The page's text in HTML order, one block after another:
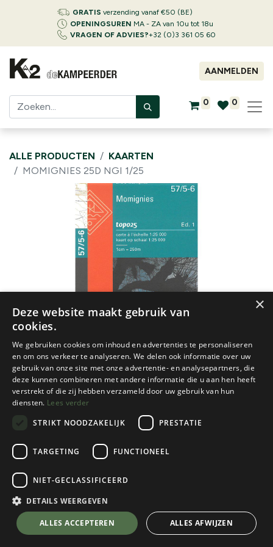
GRATIS verzending vanaf €50 (BE)
OPENINGSUREN MA - ZA van 10u tot 18u
VRAGEN OF ADVIES?+32 (0)3 361 05 60
AANMELDEN
0 0
ALLE PRODUCTEN
KAARTEN
MOMIGNIES 25D NGI 1/25
NGI
Momignies 25d ngi 1/25
€
8,50💬 Stel je vraag over dit product via WhatsApp
×
Deze website maakt gebruik van
cookies.
We gebruiken cookies om inhoud en advertenties te personaliseren
en om ons verkeer te analyseren. We delen ook informatie over uw
gebruik van onze site met onze advertentie- en analysepartners, die
deze kunnen combineren met andere informatie die u aan hen heeft
verstrekt of die zij hebben verzameld door uw gebruik van hun
diensten. Lees verder
STRIKT NOODZAKELIJK
PRESTATIE
TARGETING FUNCTIONEEL
NIET-GECLASSIFICEERD
DETAILS WEERGEVEN
ALLES ACCEPTEREN ALLES AFWIJZEN